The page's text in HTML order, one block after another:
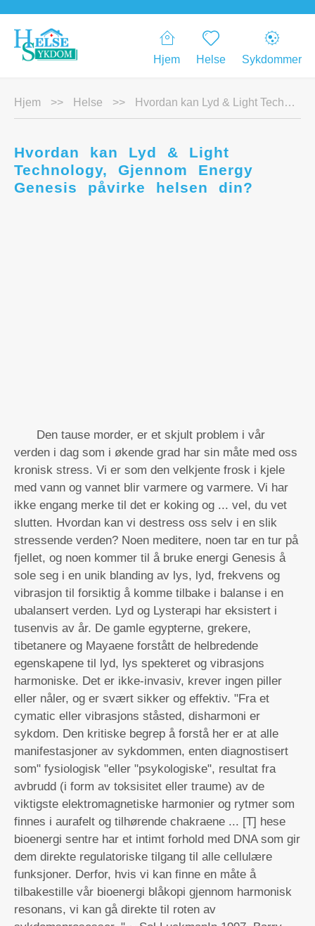
Hjem Helse Sykdommer
Hjem >> Helse >> Hvordan kan Lyd & Light Technology, Gjennom Energy Genesis påvirke helsen din?
Hvordan kan Lyd & Light
Technology, Gjennom Energy
Genesis påvirke helsen din?
Den tause morder, er et skjult problem i vår
verden i dag som i økende grad har sin måte med oss ​​
kronisk stress. Vi er som den velkjente frosk i kjele
med vann og vannet blir varmere og varmere. Vi har
ikke engang merke til det er koking og ... vel, du vet
slutten. Hvordan kan vi destress oss selv i en slik
stressende verden? Noen meditere, noen tar en tur på
fjellet, og noen kommer til å bruke energi Genesis å
sole seg i en unik blanding av lys, lyd, frekvens og
vibrasjon til forsiktig å komme tilbake i balanse i en
ubalansert verden. Lyd og Lysterapi har eksistert i
tusenvis av år. De gamle egypterne, grekere,
tibetanere og Mayaene forstått de helbredende
egenskapene til lyd, lys spekteret og vibrasjons
harmoniske. Det er ikke-invasiv, krever ingen piller
eller nåler, og er svært sikker og effektiv. "Fra et
cymatic eller vibrasjons ståsted, disharmoni er
sykdom. Den kritiske begrep å forstå her er at alle
manifestasjoner av sykdommen, enten diagnostisert
som" fysiologisk "eller "psykologiske", resultat fra
avbrudd (i form av toksisitet eller traume) av de
viktigste elektromagnetiske harmonier og rytmer som
finnes i aurafelt og tilhørende chakraene ... [T] hese
bioenergi sentre har et intimt forhold med DNA som gir
dem direkte regulatoriske tilgang til alle cellulære
funksjoner. Derfor, hvis vi kan finne en måte å
tilbakestille vår bioenergi blåkopi gjennom harmonisk
resonans, vi kan gå direkte til roten av